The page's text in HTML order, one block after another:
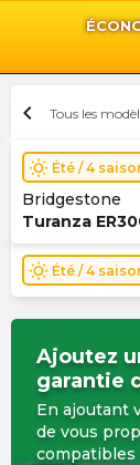
chevron_left Tous les
wb_sunny Été / 4
Bridgestone
Turanza
wb_sunny Été / 4
Ajoutez
garantie
En ajoutant
de vous
compatibles